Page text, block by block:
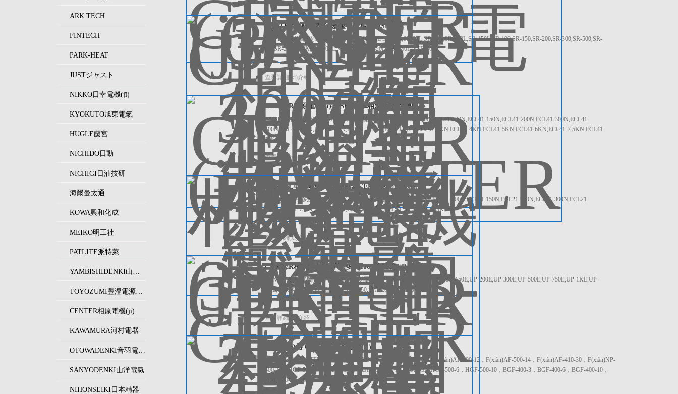
ARK TECH
FINTECH
PARK-HEAT
JUSTジャスト
NIKKO日幸電機(jī)
KYOKUTO旭東電氣
HUGLE藤宮
NICHIDO日動
NICHIGI日油技研
海爾曼太通
KOWA興和化成
MEIKO明工社
PATLITE派特萊
YAMBISHIDENKI山菱電機(jī)
TOYOZUMI豐澄電源機(jī)器
CENTER相原電機(jī)
KAWAMURA河村電器
OTOWADENKI音羽電機(jī)工業(yè)
SANYODENKI山洋電氣
NIHONSEIKI日本精器
CENTER相原電機(jī)變壓器單相單匝SR-35L
CENTER相原電機(jī)變壓器單相單匝SR-35L SR-20L,SR-35L,SR-50L,SR-100L,SR-150L,SR-100,SR-150,SR-200,SR-300,SR-500,SR-
1K,SR-2K,SR-3K,NSR-05L,NSR-10L,NSR-20L,NSR-30L,NSR-50L
查看詳細(xì)介紹
CENTER相原電機(jī)4YSB-2K單相多繞400V變壓器
CENTER相原電機(jī)4YSB-2K單相多繞400V變壓器 ECL41-50N,ECL41-100N,ECL41-150N,ECL41-200N,ECL41-300N,ECL41-
500N,ECL41-750N,ECL41-1KN,ECL41-1.5KN,ECL41-2KN,ECL41-3KN,ECL41-4KN,ECL41-5KN,ECL41-6KN,ECL41-7.5KN,ECL41-
10KN
查看詳細(xì)介紹
NYS-30E單相多繞200V變壓器CENTER相原電機(jī)
NYS-30E單相多繞200V變壓器CENTER相原電機(jī) ECL21-50N,ECL21-100N,ECL21-150N,ECL21-200N,ECL21-300N,ECL21-
500N,ECL21-750N,ECL21-1KN,ECL21-1.5KN,ECL21-2KN,ECL21-3KN
查看詳細(xì)介紹
CENTER相原電機(jī)單相多繞100V變壓器UP-100E
CENTER相原電機(jī)單相多繞100V變壓器UP-100E UP-50E,UP-100E,UP-150E,UP-200E,UP-300E,UP-500E,UP-750E,UP-1KE,UP-
2KE,UP-3KE,SPA-50,SPA-100,SPA-150,SPA-200,SPA-300
查看詳細(xì)介紹
電源機(jī)器 CENTER相原電機(jī)
電源機(jī)器 CENTER相原電機(jī) FAF-500-6，F(xiàn)AF-500-8，F(xiàn)AF-500-12，F(xiàn)AF-500-14，F(xiàn)AF-410-30，F(xiàn)NP-
400-10，HGF-500-3，HGF-500-6，HGF-500-10，HGF-500-3，HGF-500-6，HGF-500-10，BGF-400-3，BGF-400-6，BGF-400-10，
BGF-400-14，BGF-400-22，BGF-4